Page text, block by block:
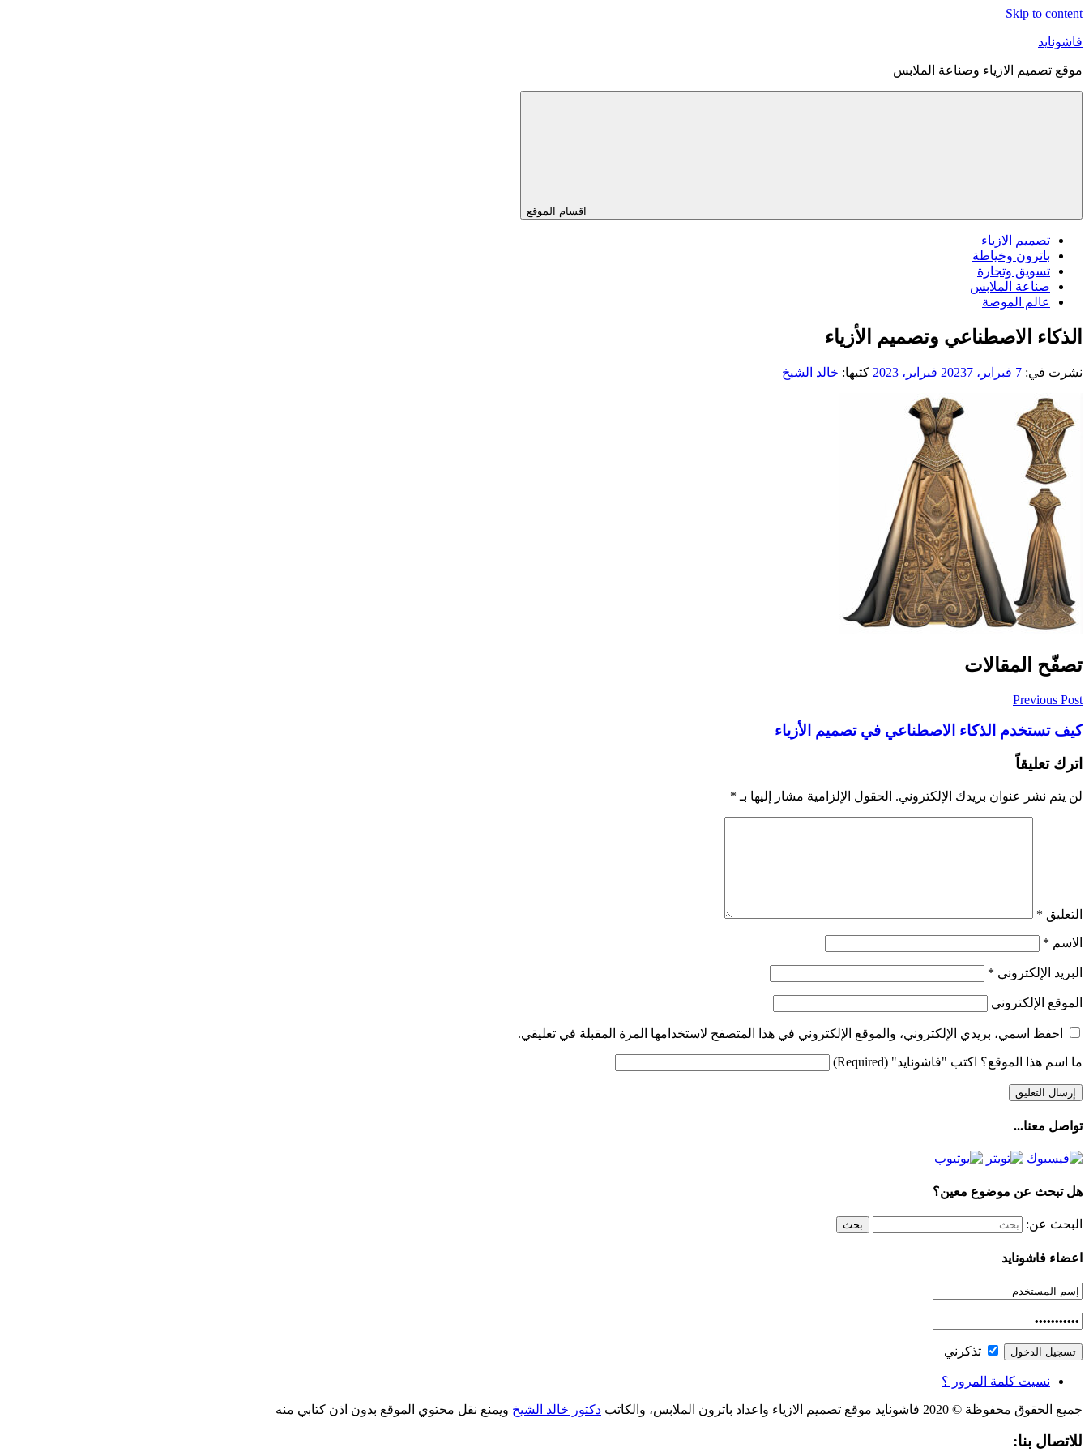
Skip to content
فاشونايد
موقع تصميم الازياء وصناعة الملابس
اقسام الموقع
تصميم الازياء
باترون وخياطة
تسويق وتجارة
صناعة الملابس
عالم الموضة
الذكاء الاصطناعي وتصميم الأزياء
نشرت في: 7 فبراير، 2023 7 فبراير، 2023 كتبها: خالد الشيخ
تصفّح المقالات
Previous Post
كيف تستخدم الذكاء الاصطناعي في تصميم الأزياء
اترك تعليقاً
لن يتم نشر عنوان بريدك الإلكتروني. الحقول الإلزامية مشار إليها بـ *
التعليق *
الاسم *
البريد الإلكتروني *
الموقع الإلكتروني
احفظ اسمي، بريدي الإلكتروني، والموقع الإلكتروني في هذا المتصفح لاستخدامها المرة المقبلة في تعليقي.
ما اسم هذا الموقع؟ اكتب "فاشونايد" (Required)
تواصل معنا...
هل تبحث عن موضوع معين؟
البحث عن:
اعضاء فاشونايد
تذكرني
نسيت كلمة المرور ؟
جميع الحقوق محفوظة © 2020 فاشونايد موقع تصميم الازياء واعداد باترون الملابس، والكاتب دكتور خالد الشيخ ويمنع نقل محتوي الموقع بدون اذن كتابي منه
للاتصال بنا: